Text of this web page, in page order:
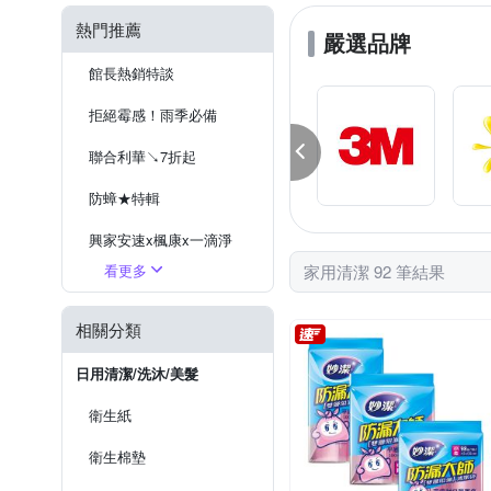
熱門推薦
館長熱銷特談
拒絕霉感！雨季必備
聯合利華↘7折起
防蟑★特輯
興家安速x楓康x一滴淨
懶人打掃小撇步
防蚊驅鼠除蟲
台塑生醫↘6折起
香氛美學★生活的儀式感
妙管家全館5折起
看更多
相關分類
日用清潔/洗沐/美髮
衛生紙
衛生棉墊
嚴選品牌
家用清潔 92 筆結果